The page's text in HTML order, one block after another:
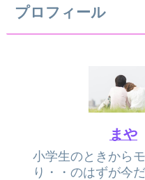
プロフィール
まや
小学生のときから
り・・のはずが今